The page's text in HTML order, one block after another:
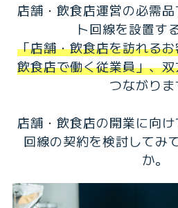
店舗・飲食店運営の必需
ト回線を設置す
「店舗・飲食店を訪れる
飲食店で働く従業員」、
つながりま
店舗・飲食店の開業に向
回線の契約を検討してみ
か。